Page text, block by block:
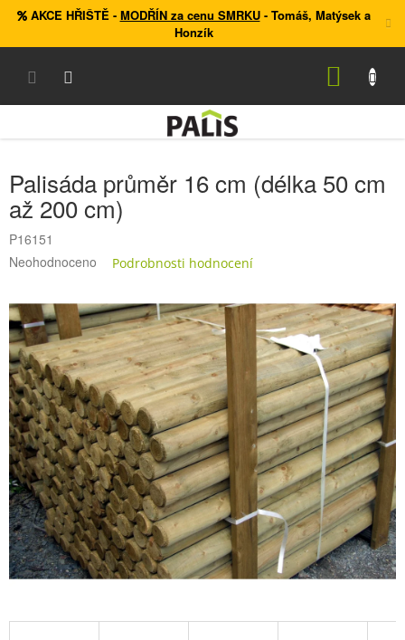
Přejít
obsah
AKCE HŘIŠTĚ- MODŘÍN za cenu SMRKU- Tomáš, Matýsek a
Honzík
Palisáda průměr 16 cm (délka 50 cm
až 200 cm)
P16151
Průměrné
je
0,0
z
5
hvězdiček.
Neohodnoceno Podrobnosti hodnocení